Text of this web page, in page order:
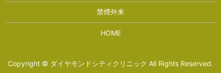
禁煙外来
HOME
Copyright © ダイヤモンドシティクリニック All Rights Reserved.